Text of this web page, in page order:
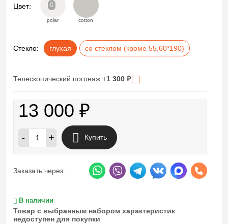
Цвет:
polar cotton
Стекло: глухая со стеклом (кроме 55,60*190)
Телескопический погонаж +1 300 ₽
13 000 ₽
- + Купить
Заказать через:
В наличии
Товар с выбранным набором характеристик
недоступен для покупки